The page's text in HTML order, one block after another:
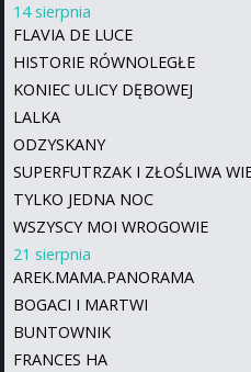
14 sierpnia
FLAVIA DE LUCE
HISTORIE RÓWNOLEGŁE
KONIEC ULICY DĘBOWEJ
LALKA
ODZYSKANY
SUPERFUTRZAK I ZŁOŚLIWA
TYLKO JEDNA NOC
WSZYSCY MOI WROGOWIE
21 sierpnia
AREK.MAMA.PANORAMA
BOGACI I MARTWI
BUNTOWNIK
FRANCES HA